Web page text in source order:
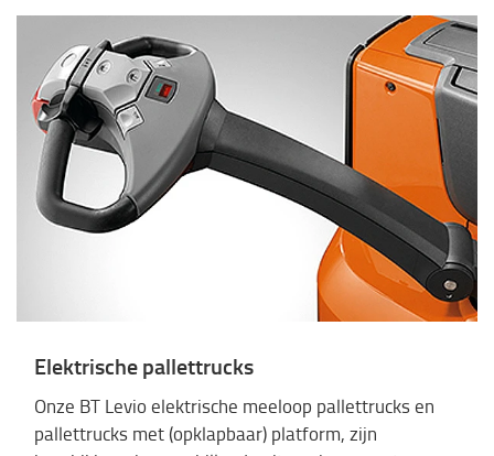
Elektrische pallettrucks
Onze BT Levio elektrische meeloop pallettrucks en
pallettrucks met (opklapbaar) platform, zijn